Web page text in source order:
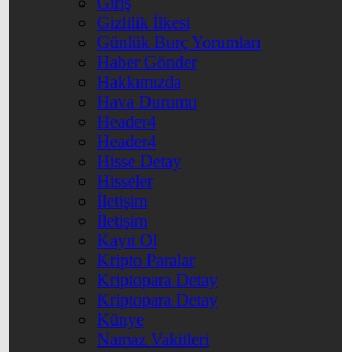
Gizlilik İlkesi
Günlük Burç Yorumları
Haber Gönder
Hakkımızda
Hava Durumu
Header4
Header4
Hisse Detay
Hisseler
İletişim
İletişim
Kayıt Ol
Kripto Paralar
Kriptopara Detay
Kriptopara Detay
Künye
Namaz Vakitleri